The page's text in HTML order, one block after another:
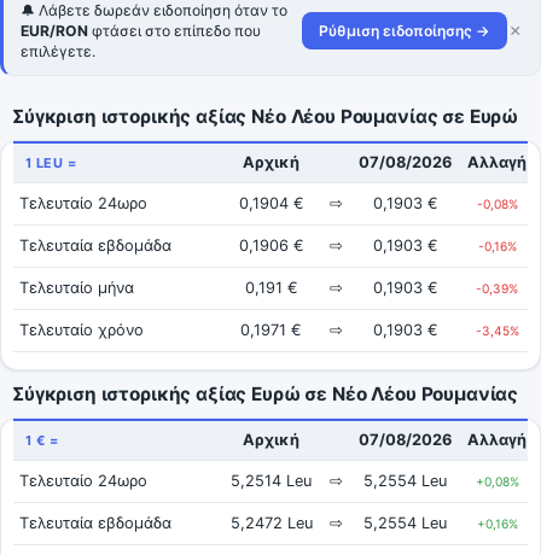
🔔 Λάβετε δωρεάν ειδοποίηση όταν το
EUR/RON φτάσει στο επίπεδο που
επιλέγετε.
Ρύθμιση ειδοποίησης → ×
Σύγκριση ιστορικής αξίας Νέο Λέου Ρουμανίας σε Ευρώ
1 LEU = Αρχική 07/08/2026 Αλλαγή
Τελευταίο 24ωρο 0,1904 € ⇨ 0,1903 € -0,08%
Τελευταία εβδομάδα 0,1906 € ⇨ 0,1903 € -0,16%
Τελευταίο μήνα 0,191 € ⇨ 0,1903 € -0,39%
Τελευταίο χρόνο 0,1971 € ⇨ 0,1903 € -3,45%
Σύγκριση ιστορικής αξίας Ευρώ σε Νέο Λέου Ρουμανίας
1 € = Αρχική 07/08/2026 Αλλαγή
Τελευταίο 24ωρο 5,2514 Leu ⇨ 5,2554 Leu +0,08%
Τελευταία εβδομάδα 5,2472 Leu ⇨ 5,2554 Leu +0,16%